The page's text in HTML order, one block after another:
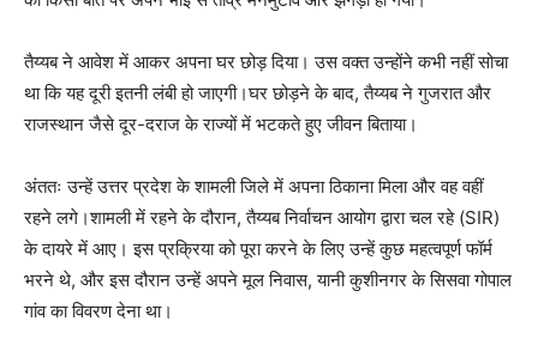
तैय्यब ने आवेश में आकर अपना घर छोड़ दिया। उस वक्त उन्होंने कभी नहीं सोचा
था कि यह दूरी इतनी लंबी हो जाएगी।घर छोड़ने के बाद, तैय्यब ने गुजरात और
राजस्थान जैसे दूर-दराज के राज्यों में भटकते हुए जीवन बिताया।
अंततः उन्हें उत्तर प्रदेश के शामली जिले में अपना ठिकाना मिला और वह वहीं
रहने लगे।शामली में रहने के दौरान, तैय्यब निर्वाचन आयोग द्वारा चल रहे (SIR)
के दायरे में आए। इस प्रक्रिया को पूरा करने के लिए उन्हें कुछ महत्वपूर्ण फॉर्म
भरने थे, और इस दौरान उन्हें अपने मूल निवास, यानी कुशीनगर के सिसवा गोपाल
गांव का विवरण देना था।